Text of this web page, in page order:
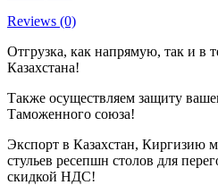
Reviews (0)
Отгрузка, как напрямую, так и в
Казахстана!
Также осуществляем защиту
Таможенного союза!
Экспорт в Казахстан, Киргизию
стульев ресепшн столов для
скидкой НДС!